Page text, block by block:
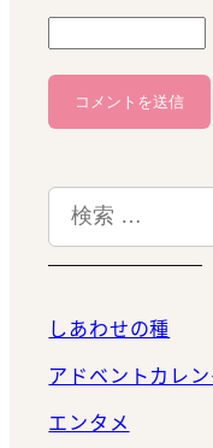
索
しあわせの種
アドベントカレ
エンタメ